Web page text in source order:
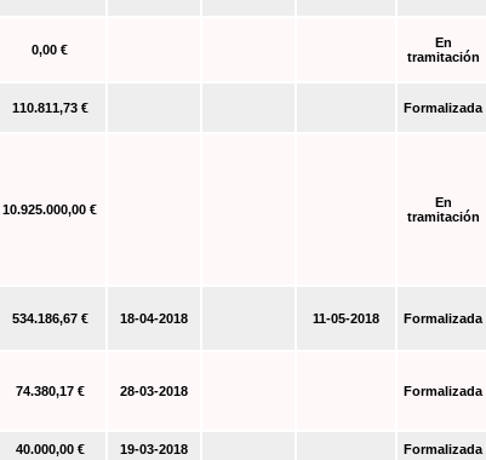
0,00 €
En
tramitación
110.811,73 € Formalizada
10.925.000,00 €
En
tramitación
534.186,67 € 18-04-2018 11-05-2018 Formalizada
74.380,17 € 28-03-2018 Formalizada
40.000,00 € 19-03-2018 Formalizada